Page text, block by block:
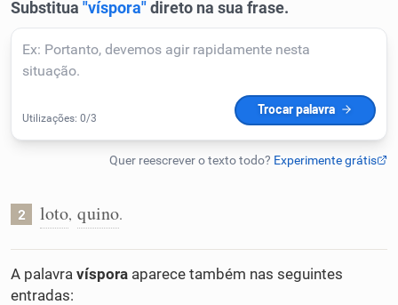
Resumir Texto
Corrigir Texto
Detector de IA
Humanizador de IA
Cata-letras
2 loto, quino.
A palavra víspora aparece também nas seguintes
entradas: